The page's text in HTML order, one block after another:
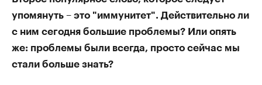
упомянуть – это "иммунитет". Действительно ли
с ним сегодня большие проблемы? Или опять
же: проблемы были всегда, просто сейчас мы
стали больше знать?